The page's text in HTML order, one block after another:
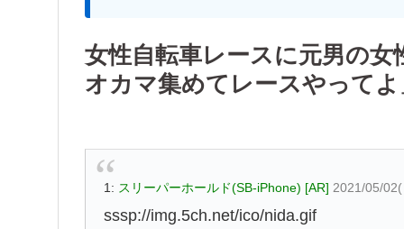
女性自転車レースに元男の
オカマ集めてレースやってよ
1: スリーパーホールド(SB-iPhone) [AR] 2021/05/
sssp://img.5ch.net/ico/nida.gif